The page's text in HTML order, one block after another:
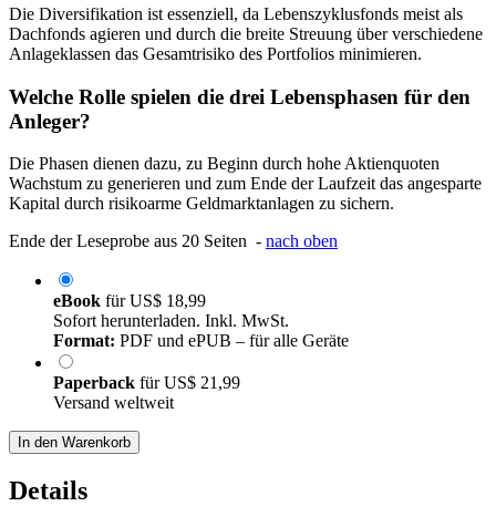
Die Diversifikation ist essenziell, da Lebenszyklusfonds meist als
Dachfonds agieren und durch die breite Streuung über verschiedene
Anlageklassen das Gesamtrisiko des Portfolios minimieren.
Welche Rolle spielen die drei Lebensphasen für den
Anleger?
Die Phasen dienen dazu, zu Beginn durch hohe Aktienquoten
Wachstum zu generieren und zum Ende der Laufzeit das angesparte
Kapital durch risikoarme Geldmarktanlagen zu sichern.
Ende der Leseprobe aus 20 Seiten - nach oben
eBook fürUS$ 18,99
Sofort herunterladen. Inkl. MwSt.
Format: PDF und ePUB – für alle Geräte
Paperback fürUS$ 21,99
Versand weltweit
In den Warenkorb
Details